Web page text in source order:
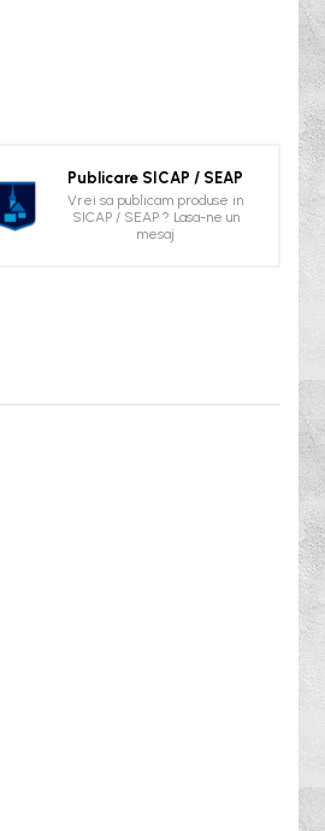
Publicare SICAP / SEAP
Vrei sa publicam produse in
SICAP / SEAP ? Lasa-ne un
mesaj